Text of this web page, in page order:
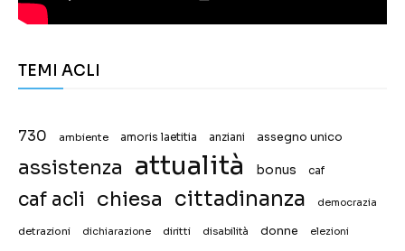
TEMI ACLI
730 ambiente amoris laetitia anziani assegno unico
assistenza attualità bonus caf
caf acli chiesa cittadinanza democrazia
detrazioni dichiarazione diritti disabilità donne elezioni